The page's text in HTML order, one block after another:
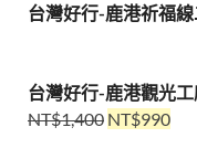
台灣好行-鹿港祈福
台灣好行-鹿港觀光
NT$1,400 NT$990